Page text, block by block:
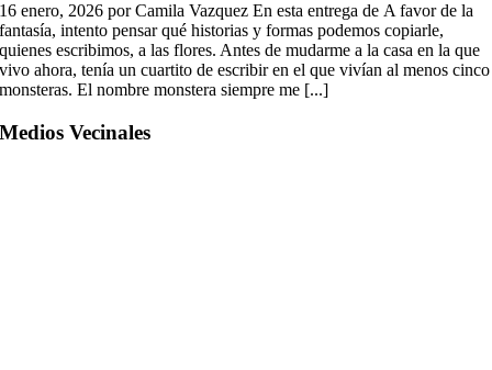
16 enero, 2026 por Camila Vazquez En esta entrega de A favor de la
fantasía, intento pensar qué historias y formas podemos copiarle,
quienes escribimos, a las flores. Antes de mudarme a la casa en la que
vivo ahora, tenía un cuartito de escribir en el que vivían al menos cinco
monsteras. El nombre monstera siempre me [...]
Medios Vecinales